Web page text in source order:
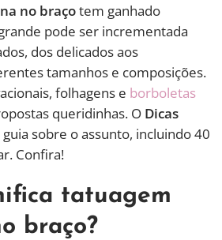
no braçotem ganhado
pode ser incrementada
dos delicados aos
tamanhos e composições.
folhagens e borboletas
queridinhas. O Dicas
sobre o assunto, incluindo 40
Confira!
tatuagem
braço?